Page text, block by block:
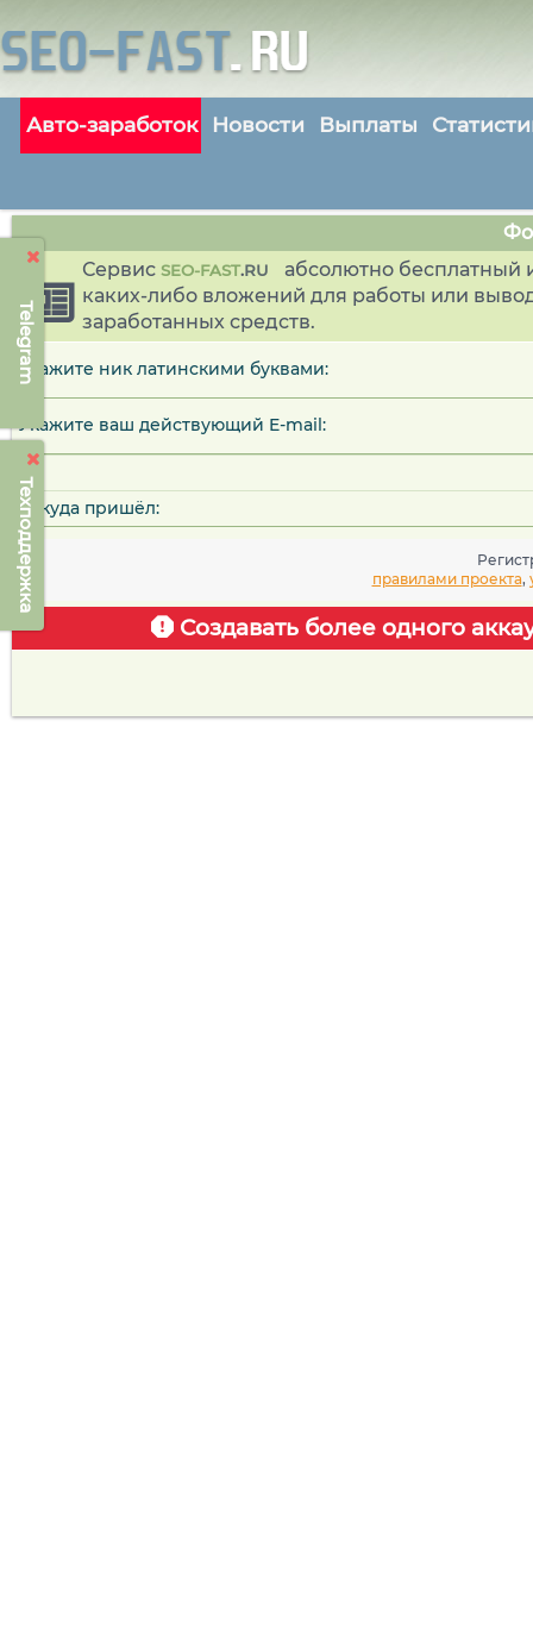
Telegram
Техподдержка
Авто-заработок Новости Выплаты
Сервис SEO-FAST.RU
абсолютно бесплатный
каких-либо вложений для работы или
заработанных средств.
Укажите ник латинскими буквами:
Укажите ваш действующий E-mail:
Откуда пришёл:
правилами проекта,
Создавать более одного